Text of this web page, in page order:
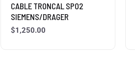
CABLE TRONCAL SPO2
SIEMENS/DRAGER
$1,250.00